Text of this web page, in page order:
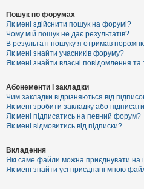
Пошук по форумах
Як мені здійснити пошук на форумі?
Чому мій пошук не дає результатів?
В результаті пошуку я отримав
Як мені знайти учасників форуму?
Як мені знайти власні повідомлення та
Абонементи і закладки
Чим закладки відрізняються від
Як мені зробити закладку або
Як мені підписатись на певний форум?
Як мені відмовитись від підписки?
Вкладення
Які саме файли можна приєднувати на
Як мені знайти усі приєднані мною